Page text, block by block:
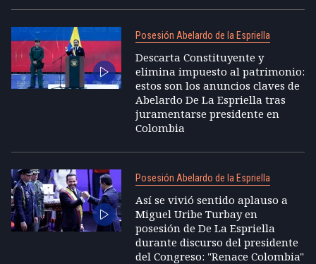
Posesión Abelardo de la Espriella
Descarta Constituyente y
elimina impuesto al patrimonio:
estos son los anuncios claves de
Abelardo De La Espriella tras
juramentarse presidente en
Colombia
Posesión Abelardo de la Espriella
Así se vivió sentido aplauso a
Miguel Uribe Turbay en
posesión de De La Espriella
durante discurso del presidente
del Congreso: "Renace Colombia"